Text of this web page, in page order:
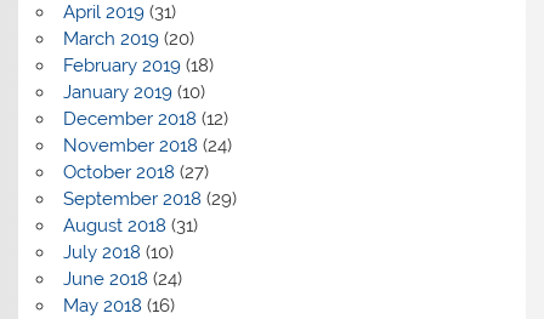
April 2019(31)
March 2019(20)
February 2019(18)
January 2019(10)
December 2018 (12)
November 2018 (24)
October 2018 (27)
September 2018 (29)
August 2018 (31)
July 2018 (10)
June 2018 (24)
May 2018 (16)